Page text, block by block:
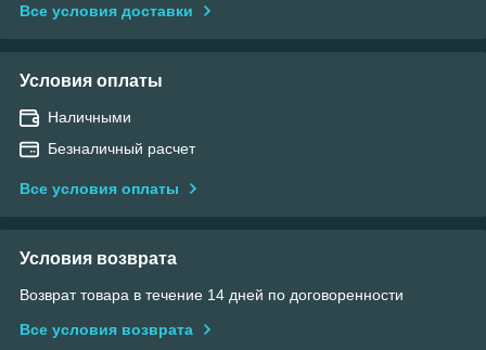
Все условия доставки
Условия оплаты
Наличными
Безналичный расчет
Все условия оплаты
Условия возврата
Возврат товара в течение 14 дней по договоренности
Все условия возврата